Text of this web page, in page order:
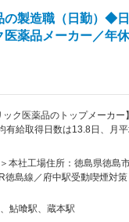
の製造職（日勤）◆
薬品メーカー／年
ック医薬品のトップメーカ
有給取得日数は13.8日、月
薬品の製造工程（（1）製剤
ただきます。配属先はこれま
え、配属工程を決定します。
本社工場住所：徳島県徳島
徳島線／府中駅受動喫煙対
第二工場住所：徳島県徳島
寄駅：JR徳島線／府中駅受
鮎喰駅、蔵本駅